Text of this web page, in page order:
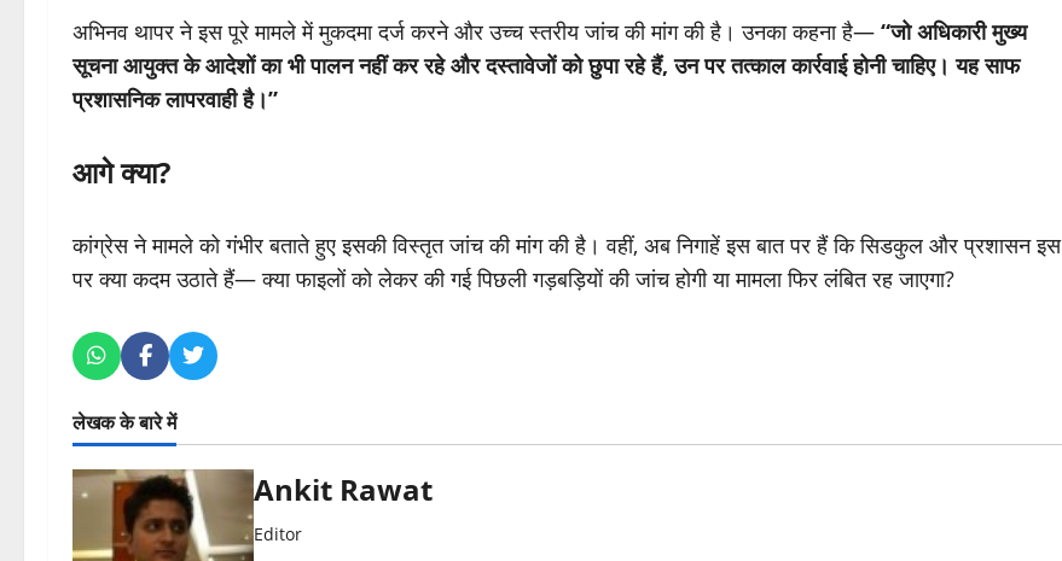
अभिनव थापर ने इस पूरे मामले में मुकदमा दर्ज करने और उच्च स्तरीय जांच की मांग की है। उनका कहना है— “जो अधिकारी मुख्य
सूचना आयुक्त के आदेशों का भी पालन नहीं कर रहे और दस्तावेजों को छुपा रहे हैं, उन पर तत्काल कार्रवाई होनी चाहिए। यह साफ
प्रशासनिक लापरवाही है।”
आगे क्या?
कांग्रेस ने मामले को गंभीर बताते हुए इसकी विस्तृत जांच की मांग की है। वहीं, अब निगाहें इस बात पर हैं कि सिडकुल और प्रशासन इस
पर क्या कदम उठाते हैं— क्या फाइलों को लेकर की गई पिछली गड़बड़ियों की जांच होगी या मामला फिर लंबित रह जाएगा?
लेखक के बारे में
Ankit Rawat
Editor